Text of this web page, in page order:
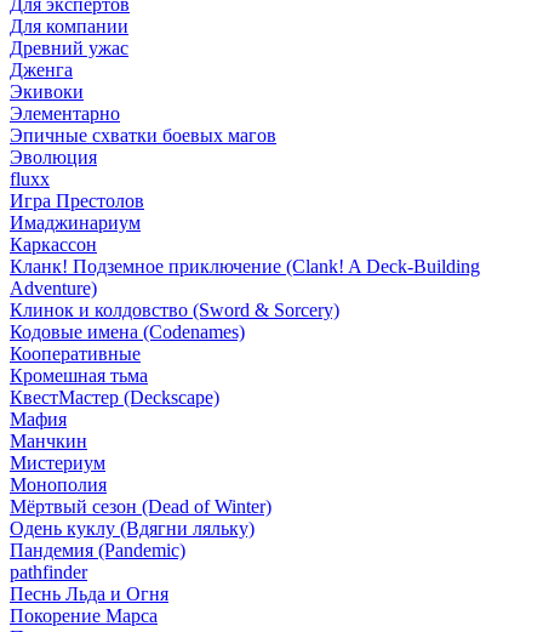
Для экспертов
Для компании
Древний ужас
Дженга
Экивоки
Элементарно
Эпичные схватки боевых магов
Эволюция
fluxx
Игра Престолов
Имаджинариум
Каркассон
Кланк! Подземное приключение (Clank! A Deck-Building
Adventure)
Клинок и колдовство (Sword & Sorcery)
Кодовые имена (Codenames)
Кооперативные
Кромешная тьма
КвестМастер (Deckscape)
Мафия
Манчкин
Мистериум
Монополия
Мёртвый сезон (Dead of Winter)
Одень куклу (Вдягни ляльку)
Пандемия (Pandemic)
pathfinder
Песнь Льда и Огня
Покорение Марса